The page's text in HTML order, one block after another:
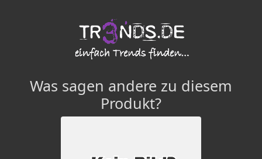
Was sagen andere zu diesem
Produkt?